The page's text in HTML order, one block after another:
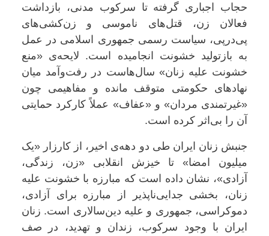
حجاب اجباری گرفته تا سرکوب مدنی، بازداشت
فعالان زن، قتل‌های ناموسی و زن‌کشی‌های
پی‌درپی، سیاست رسمی جمهوری اسلامی در عمل
به بازتولید خشونت انجامیده است. لایحه‌ی «منع
خشونت علیه زنان» سال‌هاست در رفت‌وآمد میان
نهادهای حکومتی متوقف مانده و مفاهیمی چون
«غیرتمندی مردان» و «عفاف» عملاً کارکرد حمایتی
آن را بی‌اثر کرده است.
جنبش زنان ایران طی دو دهه‌ی اخیر، از کارزار «یک
میلیون امضا» تا خیزش انقلابی «زن، زندگی،
آزادی»، نشان داده است که مبارزه با خشونت علیه
زنان، بخشی جدایی‌ناپذیر از مبارزه برای آزادی،
دموکراسی، جمهوری و علیه دین‌سالاری است. زنان
ایران با وجود سرکوب، زندان و تهدید، در صف